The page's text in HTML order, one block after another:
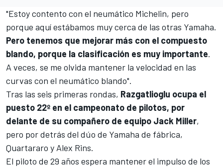
"Estoy contento con el neumático Michelin, pero
porque aquí estábamos muy cerca de las otras Yamaha.
Pero tenemos que mejorar más con el compuesto
blando, porque la clasificación es muy importante.
A veces, se me olvida mantener la velocidad en las
curvas con el neumático blando".
Tras las seis primeras rondas, Razgatlioglu ocupa el
puesto 22º en el campeonato de pilotos, por
delante de su compañero de equipo Jack Miller,
pero por detrás del dúo de Yamaha de fábrica,
Quartararo y Alex Rins.
El piloto de 29 años espera mantener el impulso de los